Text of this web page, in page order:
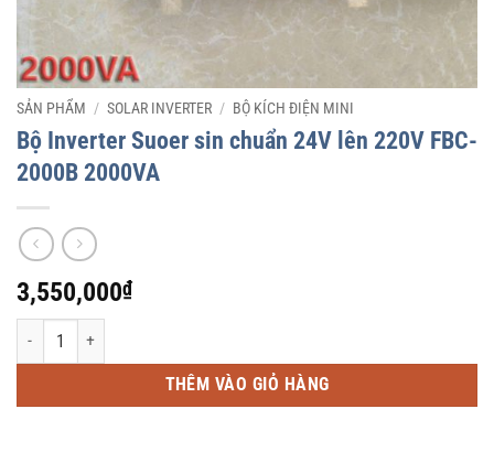
SẢN PHẨM / SOLAR INVERTER / BỘ KÍCH ĐIỆN MINI
Bộ Inverter Suoer sin chuẩn 24V lên 220V FBC-
2000B 2000VA
3,550,000₫
Bộ Inverter Suoer sin chuẩn 24V lên 220V FBC-2000B 2000VA số lượng
THÊM VÀO GIỎ HÀNG